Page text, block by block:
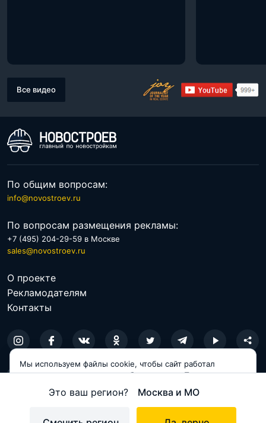
Это ваш регион? Москва и МО
Все видео
По общим вопросам:
info@novostroev.ru
По вопросам размещения рекламы:
+7 (495) 204-29-59 в Москве
sales@novostroev.ru
О проекте
Рекламодателям
Контакты
© 2026 NOVOSTROEV.RU
Политика обработки персональных данных
Мы используем файлы cookie, чтобы сайт работал
корректно и становился удобнее для вас. Продолжая
Принимаю